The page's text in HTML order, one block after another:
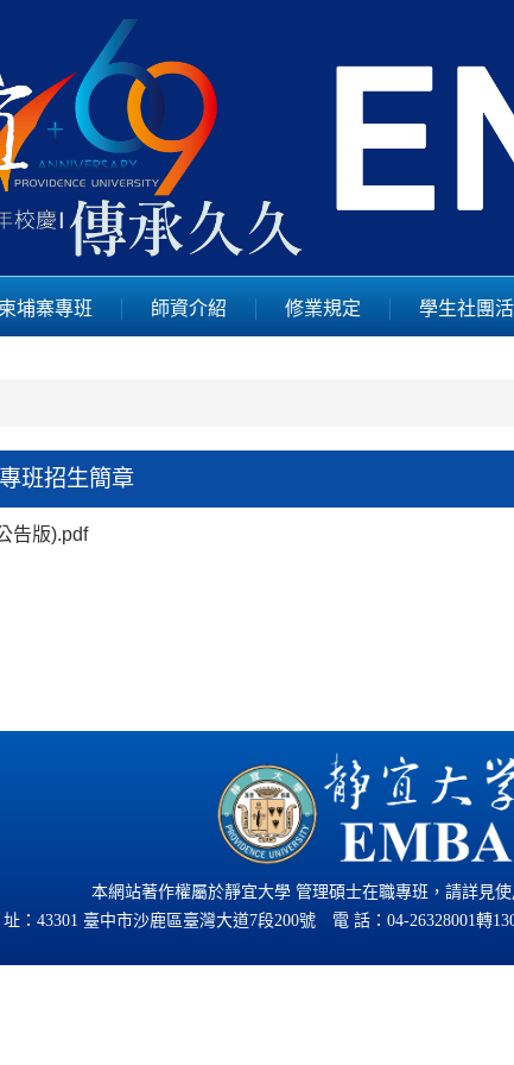
柬埔寨專班 師資介紹 修業規定 學生社團
班招生簡章
告版).pdf
本網站著作權屬於靜宜大學 管理碩士在職專班，請詳見使
址：43301 臺中市沙鹿區臺灣大道7段200號 電 話： 04-26328001轉